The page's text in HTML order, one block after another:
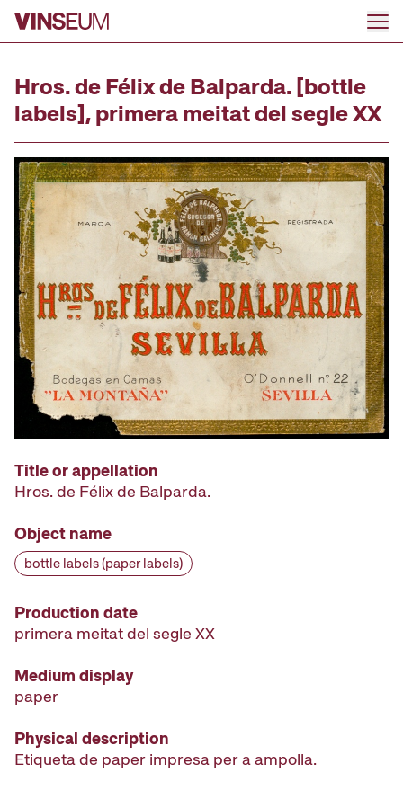
Go to content
Hros. de Félix de Balparda. [bottle
labels], primera meitat del segle XX
Title or appellation
Hros. de Félix de Balparda.
Object name
bottle labels (paper labels)
Production date
primera meitat del segle XX
Medium display
paper
Physical description
Etiqueta de paper impresa per a ampolla.